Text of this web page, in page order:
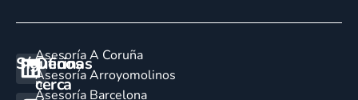
Síguenos
Oficinas
cerca
E
n
Asesoría A Coruña
Asesoría Arroyomolinos
Asesoría Barcelona